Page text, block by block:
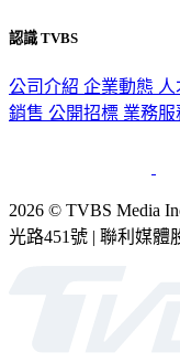
認識 TVBS
公司介紹 企業動態
銷售 公開招標 業務服
2026 © TVBS Media
光路451號 | 聯利媒體